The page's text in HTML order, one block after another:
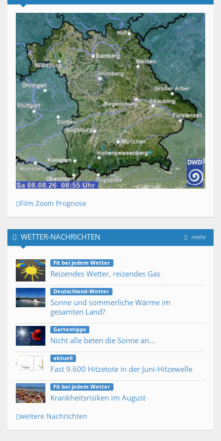
Film Zoom Prognose
mehr
WETTER-NACHRICHTEN
Fit bei jedem Wetter
Reizendes Wetter, reizendes Gas
Deutschland-Wetter
Sonne und sommerliche Wärme im
gesamten Land?
Gartentipps
Nicht alle beten die Sonne an...
aktuell
Fast 9.600 Hitzetote in der Juni-Hitzewelle
Fit bei jedem Wetter
Krankheitsrisiken im August
weitere Nachrichten